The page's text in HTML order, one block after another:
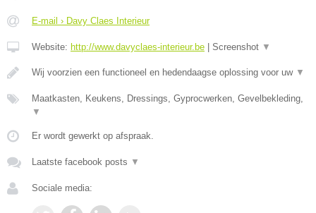
E-mail › Davy Claes Interieur
Website: http://www.davyclaes-interieur.be | Screenshot ▼
Wij voorzien een functioneel en hedendaagse oplossing voor uw ▼
Maatkasten, Keukens, Dressings, Gyprocwerken, Gevelbekleding,
▼
Er wordt gewerkt op afspraak.
Laatste facebook posts ▼
Sociale media: